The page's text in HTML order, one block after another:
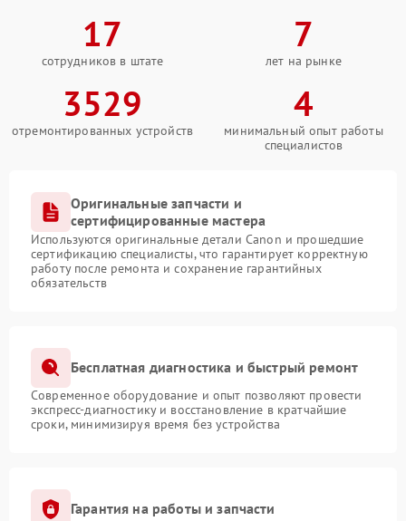
17
сотрудников в штате
7
лет на рынке
3529
отремонтированных устройств
4
минимальный опыт работы
специалистов
Оригинальные запчасти и
сертифицированные мастера
Используются оригинальные детали Canon и прошедшие
сертификацию специалисты, что гарантирует корректную
работу после ремонта и сохранение гарантийных
обязательств
Бесплатная диагностика и быстрый ремонт
Современное оборудование и опыт позволяют провести
экспресс-диагностику и восстановление в кратчайшие
сроки, минимизируя время без устройства
Гарантия на работы и запчасти